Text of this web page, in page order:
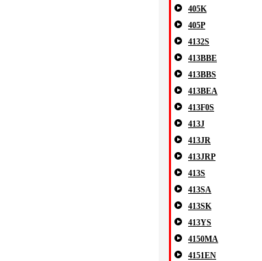
405K
405P
4132S
413BBE
413BBS
413BEA
413F0S
413J
413JR
413JRP
413S
413SA
413SK
413YS
4150MA
4151EN